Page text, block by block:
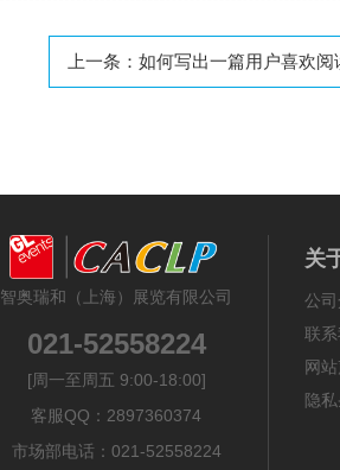
上一条： 如何写出一篇用户喜欢阅读并
智奥瑞和（上海）展览有限公司
021-52558224
[周一至周五 9:00-18:00]
客服QQ：2897360374
市场部电话：021-52558224
关
公
联
网
隐